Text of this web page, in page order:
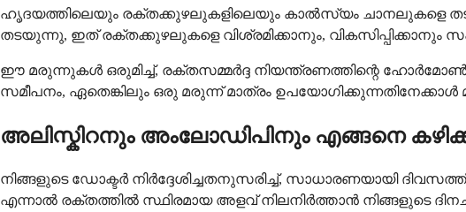
ഹൃദയത്തിലെയും രക്തക്കുഴലുകളിലെയും കാൽസ്യം ചാനലുകളെ
തടയുന്നു, ഇത് രക്തക്കുഴലുകളെ വിശ്രമിക്കാനും,
ഈ മരുന്നുകൾ ഒരുമിച്ച്, രക്തസമ്മർദ്ദ നിയന്ത്രണത്തിന്റെ
സമീപനം, ഏതെങ്കിലും ഒരു മരുന്ന് മാത്രം
അലിസ്കിറനും അംലോഡിപിനും എങ്ങനെ
നിങ്ങളുടെ ഡോക്ടർ നിർദ്ദേശിച്ചതനുസരിച്ച്, സാധാരണയായി
എന്നാൽ രക്തത്തിൽ സ്ഥിരമായ അളവ് നിലനിർത്താൻ നിങ്ങളുടെ